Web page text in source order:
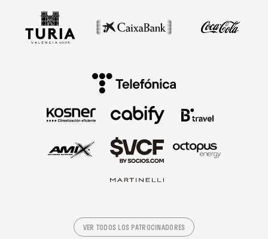
VER TODOS LOS PATROCINADORES